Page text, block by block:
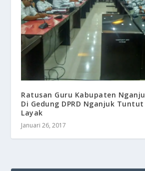
Ratusan Guru Kabupaten
Di Gedung DPRD Nganjuk
Layak
Januari 26, 2017